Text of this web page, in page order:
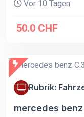
Vor 10 Tagen
50.0 CHF
Rubrik:
mercedes